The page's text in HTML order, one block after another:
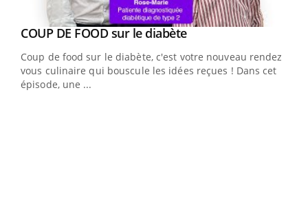
Youtube
COUP DE FOOD sur le diabèteYoutube
Coup de food sur le diabète, c'est votre nouveau rendez-
vous culinaire qui bouscule les idées reçues ! Dans cet
épisode, une ...